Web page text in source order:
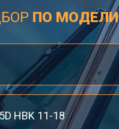
ПО МОДЕЛИ
HBK 11-18